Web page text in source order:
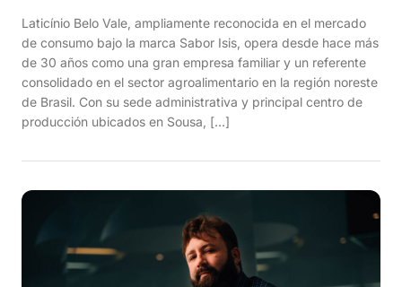
Laticínio Belo Vale, ampliamente reconocida en el mercado
de consumo bajo la marca Sabor Isis, opera desde hace más
de 30 años como una gran empresa familiar y un referente
consolidado en el sector agroalimentario en la región noreste
de Brasil. Con su sede administrativa y principal centro de
producción ubicados en Sousa, […]